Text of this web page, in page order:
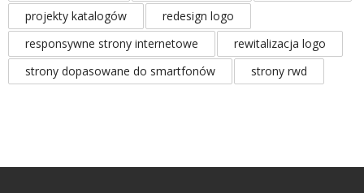
projekty katalogów
redesign logo
responsywne strony internetowe
rewitalizacja logo
strony dopasowane do smartfonów
strony rwd